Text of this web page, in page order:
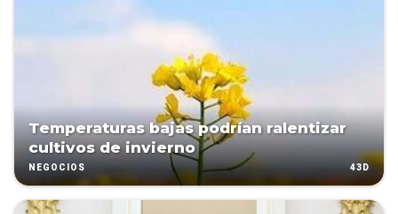
Temperaturas bajas podrían ralentizar
cultivos de invierno
NEGOCIOS 43D